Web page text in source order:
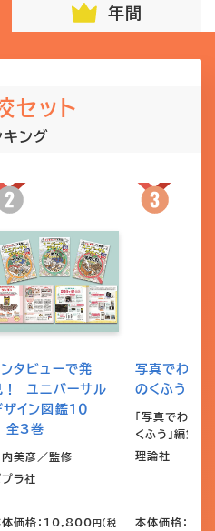
年間
セット
キング
ンタビューで発
！ ユニバーサル
ザイン図鑑１０
全3巻
内美彦／監修
ラ社
体価格：10,800 円（税
写真でわか
のくふう 全
「写真でわか
くふう」編集室
理論社
本体価格：